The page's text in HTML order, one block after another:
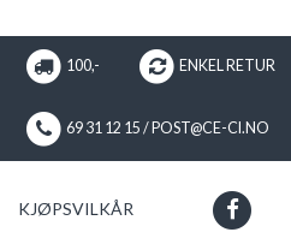
100,- ENKEL RETUR
69 31 12 15 / POST@CE-CI.NO
KJØPSVILKÅR